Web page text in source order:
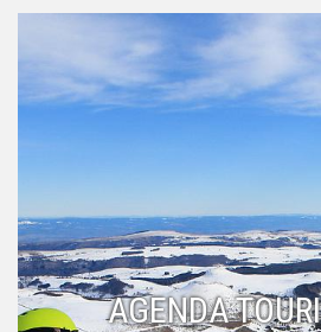
AGENDA